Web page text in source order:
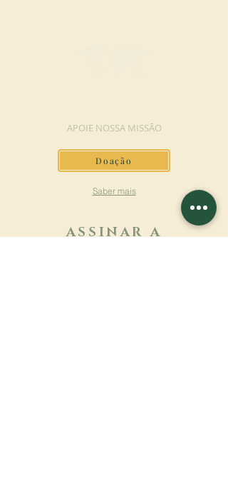
APOIE NOSSA MISSÃO
Doação
Saber mais
ASSINAR A